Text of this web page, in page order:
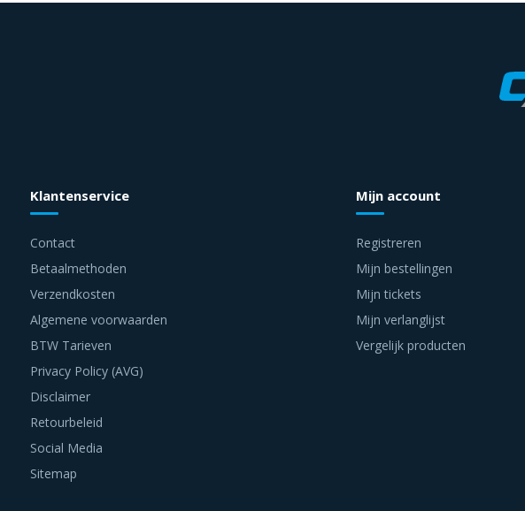
Klantenservice
Contact
Betaalmethoden
Verzendkosten
Algemene voorwaarden
BTW Tarieven
Privacy Policy (AVG)
Disclaimer
Retourbeleid
Social Media
Sitemap
Mijn account
Registreren
Mijn bestellingen
Mijn tickets
Mijn verlanglijst
Vergelijk producten